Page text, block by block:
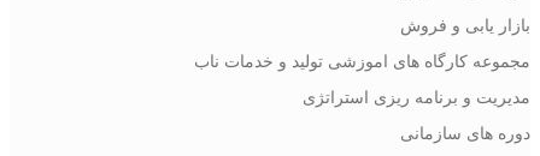
بازار یابی و فروش
مجموعه کارگاه های اموزشی تولید و خدمات ناب
مدیریت و برنامه ریزی استراتژی
دوره های سازمانی